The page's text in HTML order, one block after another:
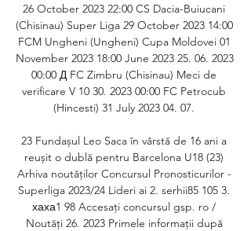
26 October 2023 22:00 CS Dacia-Buiucani
(Chisinau) Super Liga 29 October 2023 14:00
FCM Ungheni (Ungheni) Cupa Moldovei 01
November 2023 18:00 June 2023 25. 06. 2023
00:00 Д FC Zimbru (Chisinau) Meci de
verificare V 10 30. 2023 00:00 FC Petrocub
(Hincesti) 31 July 2023 04. 07.
23 Fundașul Leo Saca în vârstă de 16 ani a
reușit o dublă pentru Barcelona U18 (23)
Arhiva noutăților Concursul Pronosticurilor -
Superliga 2023/24 Lideri ai 2. serhii85 105 3.
хаха1 98 Accesați concursul gsp. ro /
Noutăți 26. 2023 Primele informații după